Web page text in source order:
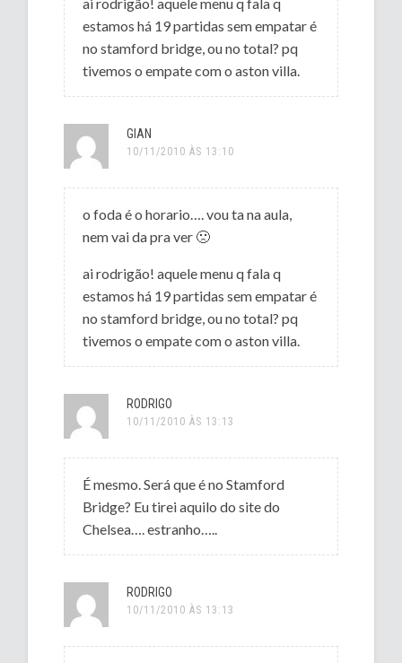
estamos há 19 partidas sem empatar é
no stamford bridge, ou no total? pq
tivemos o empate com o aston villa.
GIAN
10/11/2010 ÀS 13:10
o foda é o horario…. vou ta na aula,
nem vai da pra ver 🙁
ai rodrigão! aquele menu q fala q
estamos há 19 partidas sem empatar é
no stamford bridge, ou no total? pq
tivemos o empate com o aston villa.
RODRIGO
10/11/2010 ÀS 13:13
É mesmo. Será que é no Stamford
Bridge? Eu tirei aquilo do site do
Chelsea…. estranho…..
RODRIGO
10/11/2010 ÀS 13:13